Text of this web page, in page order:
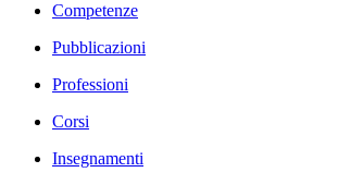
Competenze
Pubblicazioni
Professioni
Corsi
Insegnamenti